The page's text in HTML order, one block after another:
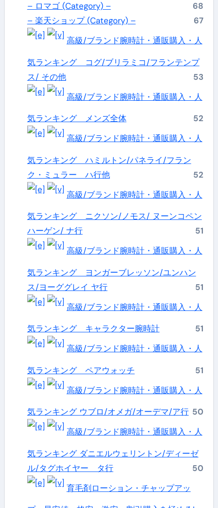
– ロマゴ (Category) –
68
– 楽天ショップ (Category) –
67
高級/ブランド腕時計・通販購入・人
気ランキング コグ/ブリラミコ/フランテンプ
ス/ その他
53
高級/ブランド腕時計・通販購入・人
気ランキング メンズ全体
52
高級/ブランド腕時計・通販購入・人
気ランキング ハミルトン/パネライ/フラン
ク・ミュラー ハ行他
52
高級/ブランド腕時計・通販購入・人
気ランキング ニクソン/ノモス/ ヌーンコペン
ハーゲン/ ナ行
51
高級/ブランド腕時計・通販購入・人
気ランキング ヨンガーブレッソン/ユンハン
ス/ヨーググレイ ヤ行
51
高級/ブランド腕時計・通販購入・人
気ランキング キャラクター腕時計
51
高級/ブランド腕時計・通販購入・人
気ランキング ペアウォッチ
51
高級/ブランド腕時計・通販購入・人
気ランキング ウブロ/オメガ/オーデマ/ア行 50
高級/ブランド腕時計・通販購入・人
気ランキング ダニエルウェリントン/ディーゼ
ル/タグホイヤー タ行
50
育毛剤ローション・チャップアッ